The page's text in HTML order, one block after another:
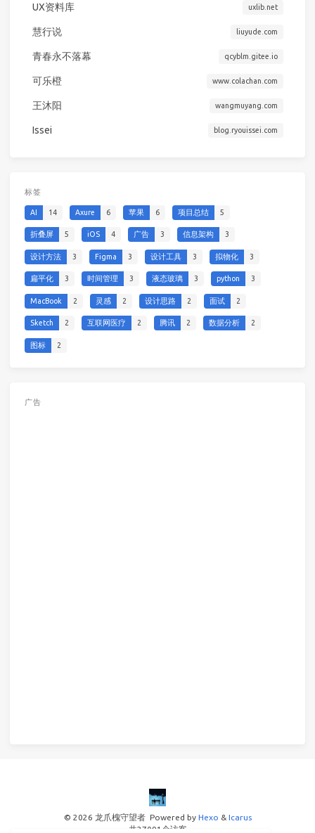
UX资料库 uxlib.net
慧行说 liuyude.com
青春永不落幕 qcyblm.gitee.io
可乐橙 www.colachan.com
王沐阳 wangmuyang.com
Issei blog.ryouissei.com
标签
AI 14 Axure 6 苹果 6 项目总结 5
折叠屏 5 iOS 4 广告 3 信息架构 3
设计方法 3 Figma 3 设计工具 3 拟物化 3
扁平化 3 时间管理 3 液态玻璃 3 python 3
MacBook 2 灵感 2 设计思路 2 面试 2
Sketch 2 互联网医疗 2 腾讯 2 数据分析 2
图标 2
广告
© 2026 龙爪槐守望者Powered by Hexo & Icarus
共27091 个访客